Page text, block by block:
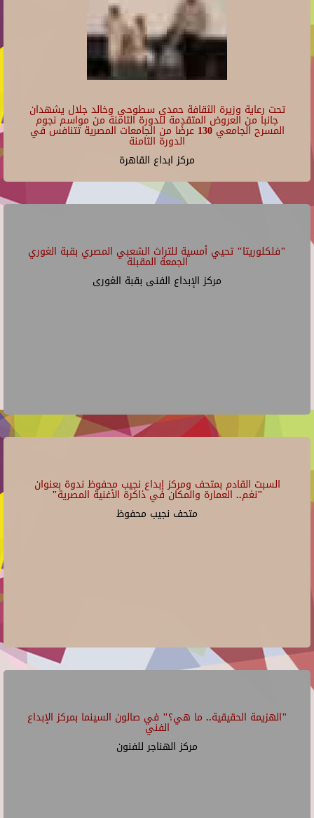
تحت رعاية وزيرة الثقافة حمدي سطوحي وخالد جلال يشهدان
جانبا من العروض المتقدمة للدورة الثامنة من مواسم نجوم
المسرح الجامعي 130 عرضًا من الجامعات المصرية تتنافس في
الدورة الثامنة
مركز ابداع القاهرة
"فلكلوريتا" تحيي أمسية للتراث الشعبي المصري بقبة الغوري
الجمعة المقبلة
مركز الإبداع الفنى بقبة الغورى
السبت القادم بمتحف ومركز إبداع نجيب محفوظ ندوة بعنوان
"نغم.. العمارة والمكان في ذاكرة الأغنية المصرية"
متحف نجيب محفوظ
"الهزيمة الحقيقية.. ما هي؟" في صالون السينما بمركز الإبداع
الفني
مركز الهناجر للفنون